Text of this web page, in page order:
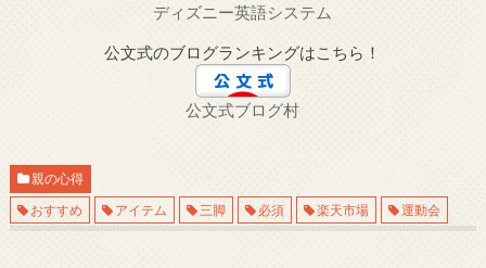
ディズニー英語システム
公文式のブログランキングはこちら！
公文式ブログ村
親の心得
おすすめ
アイテム 三脚 必須 楽天市場 運動会